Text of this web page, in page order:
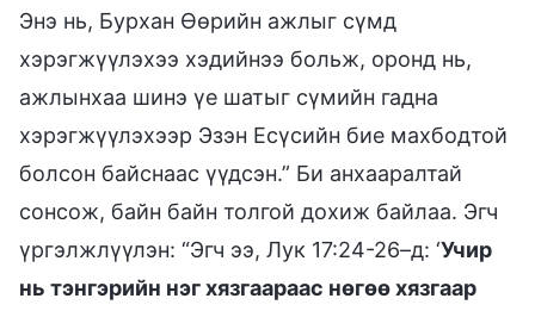
Энэ нь, Бурхан Өөрийн ажлыг сүмд
хэрэгжүүлэхээ хэдийнээ больж, оронд нь,
ажлынхаа шинэ үе шатыг сүмийн гадна
хэрэгжүүлэхээр Эзэн Есүсийн бие махбодтой
болсон байснаас үүдсэн.” Би анхааралтай
сонсож, байн байн толгой дохиж байлаа. Эгч
үргэлжлүүлэн: “Эгч ээ, Лук 17:24-26–д: ‘Учир
нь тэнгэрийн нэг хязгаараас нөгөө хязгаар